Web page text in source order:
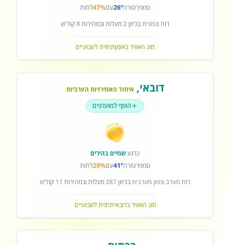
טמפרטורה26°עם47%לחות
רוחצפוניתבכיוון2מעלות ובמהירות8קמ"ש
מזג האוויר באומןתחזית לשבועיים
דובאי, איחוד האמירויות הערביות
הוסף למועדפים
כרגעשמיים בהירים
טמפרטורה41°עם29%לחות
רוח מערב-צפון מערביתבכיוון287מעלות ובמהירות 11 קמ"ש
מזג האוויר בדובאיתחזית לשבועיים